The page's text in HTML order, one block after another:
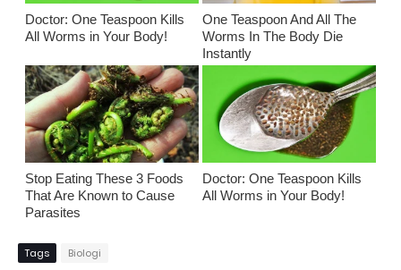
Doctor: One Teaspoon Kills
All Worms in Your Body!
One Teaspoon And All The
Worms In The Body Die
Instantly
Stop Eating These 3 Foods
That Are Known to Cause
Parasites
Doctor: One Teaspoon Kills
All Worms in Your Body!
Tags Biologi